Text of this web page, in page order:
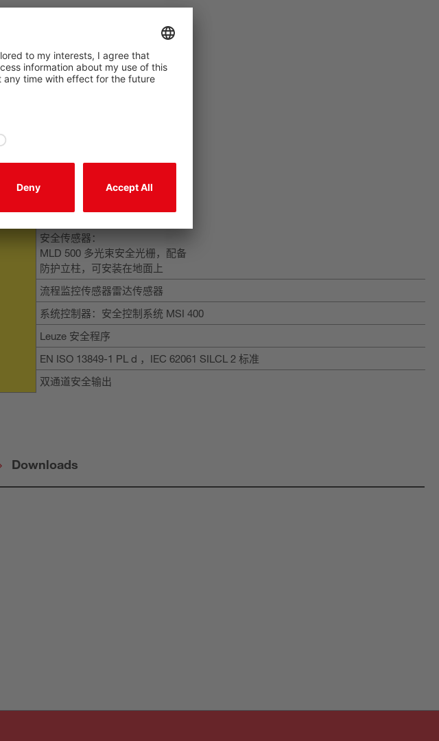
安全传感器：
MLD 500 多光束安全光栅，配备
防护立柱，可安装在地面上
流程监控传感器雷达传感器
系统控制器：安全控制系统 MSI 400
Leuze 安全程序
EN ISO 13849-1 PL d ，IEC 62061 SILCL 2 标准
双通道安全输出
Downloads